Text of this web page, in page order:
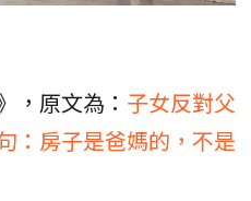
，原文為： 子女反對父
：房子是爸媽的，不是